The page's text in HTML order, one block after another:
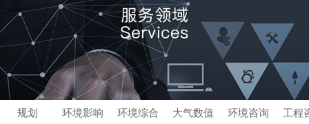
规划 环境影响 环境综合 大气数值 环境咨询 工程